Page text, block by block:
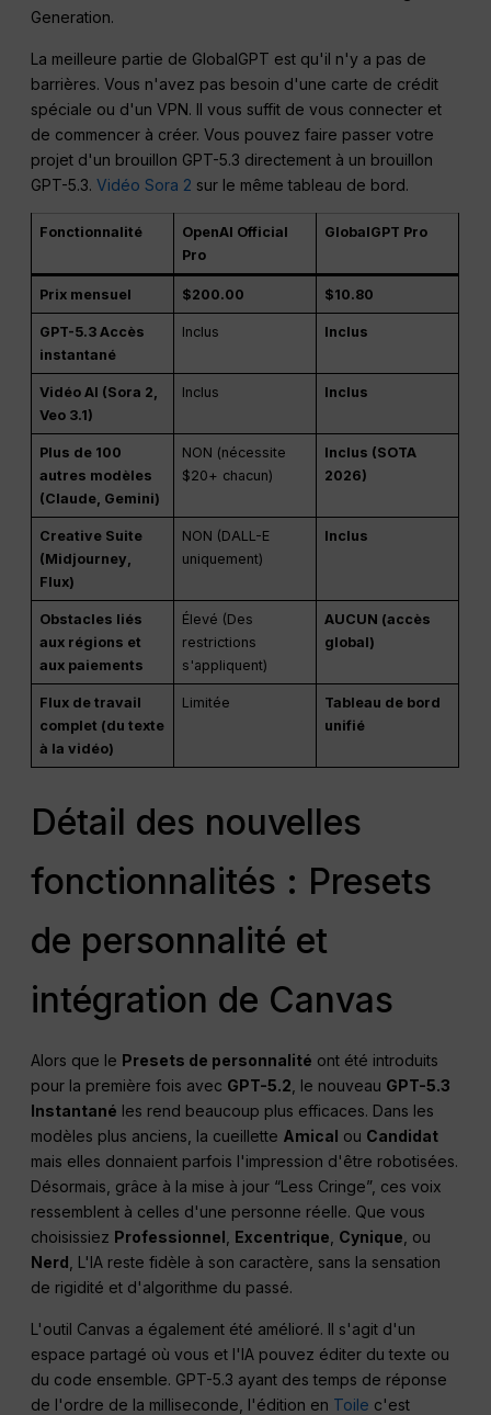
Generation.
La meilleure partie de GlobalGPT est qu'il n'y a pas de
barrières. Vous n'avez pas besoin d'une carte de crédit
spéciale ou d'un VPN. Il vous suffit de vous connecter et
de commencer à créer. Vous pouvez faire passer votre
projet d'un brouillon GPT-5.3 directement à un brouillon
GPT-5.3.Vidéo Sora 2 sur le même tableau de bord.
Fonctionnalité
OpenAI Official
Pro
GlobalGPT Pro
Prix mensuel $200.00 $10.80
GPT-5.3 Accès
instantané
Inclus Inclus
Vidéo AI (Sora 2,
Veo 3.1)
Inclus Inclus
Plus de 100
autres modèles
(Claude, Gemini)
NON (nécessite
$20+ chacun)
Inclus (SOTA
2026)
Creative Suite
(Midjourney,
Flux)
NON (DALL-E
uniquement)
Inclus
Obstacles liés
aux régions et
aux paiements
Élevé (Des
restrictions
s'appliquent)
AUCUN (accès
global)
Flux de travail
complet (du texte
à la vidéo)
Limitée
Tableau de bord
unifié
Détail des nouvelles
fonctionnalités : Presets
de personnalité et
intégration de Canvas
Alors que le Presets de personnalité ont été introduits
pour la première fois avec GPT-5.2 , le nouveau GPT-5.3
Instantané les rend beaucoup plus efficaces. Dans les
modèles plus anciens, la cueillette Amical ou Candidat
mais elles donnaient parfois l'impression d'être robotisées.
Désormais, grâce à la mise à jour “Less Cringe”, ces voix
ressemblent à celles d'une personne réelle. Que vous
choisissiez Professionnel Excentrique Cynique , ou
Nerd , L'IA reste fidèle à son caractère, sans la sensation
de rigidité et d'algorithme du passé.
L'outil Canvas a également été amélioré. Il s'agit d'un
espace partagé où vous et l'IA pouvez éditer du texte ou
du code ensemble. GPT-5.3 ayant des temps de réponse
de l'ordre de la milliseconde, l'édition en Toile c'est